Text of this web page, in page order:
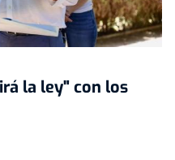
la ley" con los